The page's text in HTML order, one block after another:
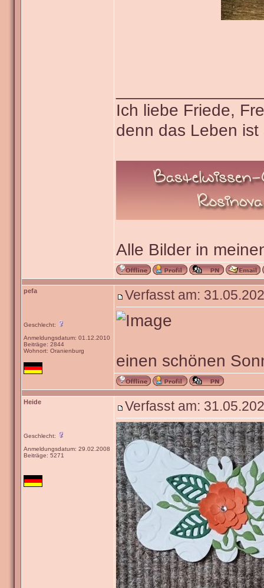
Ich liebe Friede,
denn das Leben
Alle Bilder in
pefa
Geschlecht:
Anmeldungsdatum: 01.12.2010
Beiträge: 2844
Wohnort: Oranienburg
Verfasst am:
einen schönen
Heide
Geschlecht:
Anmeldungsdatum: 29.02.2008
Beiträge: 5271
Verfasst am: